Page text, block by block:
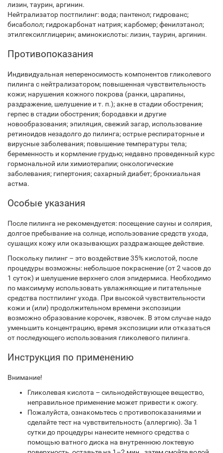
лизин, таурин, аргинин.
Нейтрализатор постпилинг: вода; пантенол; гидрованс;
бисаболол; гидрокарбонат натрия; карбомер; фенилэтанол;
этилгексилглицерин; аминокислоты: лизин, таурин, аргинин.
Противопоказания
Индивидуальная непереносимость компонентов гликолевого
пилинга с нейтрализатором; повышенная чувствительность
кожи; нарушения кожного покрова (ранки, царапины,
раздражение, шелушение и т. п.); акне в стадии обострения;
герпес в стадии обострения; бородавки и другие
новообразования; эпиляция, свежий загар, использование
ретиноидов незадолго до пилинга; острые респираторные и
вирусные заболевания; повышение температуры тела;
беременность и кормление грудью; недавно проведенный курс
гормональной или химиотерапии; онкологические
заболевания; гипертония; сахарный диабет; бронхиальная
астма.
Особые указания
После пилинга не рекомендуется: посещение сауны и солярия,
долгое пребывание на солнце, использование средств ухода,
сушащих кожу или оказывающих раздражающее действие.
Поскольку пилинг – это воздействие 35% кислотой, после
процедуры возможны: небольшое покраснение (от 2 часов до
1 суток) и шелушение верхнего слоя эпидермиса. Необходимо
по максимуму использовать увлажняющие и питательные
средства постпилинг ухода. При высокой чувствительности
кожи и (или) продолжительном времени экспозиции
возможно образование корочек, язвочек. В этом случае надо
уменьшить концентрацию, время экспозиции или отказаться
от последующего использования гликолевого пилинга.
Инструкция по применению
Внимание!
Гликолевая кислота – сильнодействующее вещество,
неправильное применение может привести к ожогу.
Пожалуйста, ознакомьтесь с противопоказаниями и
сделайте тест на чувствительность (аллергию). За 1
сутки до процедуры нанесите немного средства с
помощью ватного диска на внутреннюю локтевую